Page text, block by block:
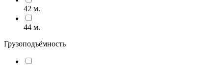
42 м.
44 м.
Грузоподъёмность